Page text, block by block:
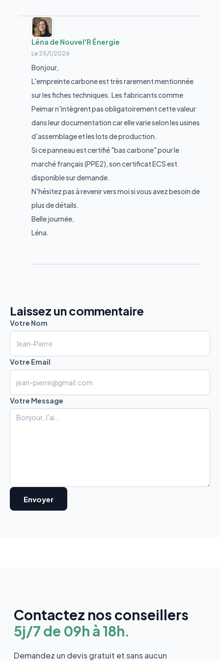
Léna de Nouvel'R Énergie
Le 25/1/2026
Bonjour,
L'empreinte carbone est très rarement mentionnée
sur les fiches techniques. Les fabricants comme
Peimar n'intègrent pas obligatoirement cette valeur
dans leur documentation car elle varie selon les usines
d'assemblage et les lots de production.
Si ce panneau est certifié "bas carbone" pour le
marché français (PPE2), son certificat ECS est
disponible sur demande.
N'hésitez pas à revenir vers moi si vous avez besoin de
plus de détails.
Belle journée,
Léna.
Laissez un commentaire
Votre Nom
Votre Email
Votre Message
Contactez nos conseillers
5j/7 de 09h à 18h.
Demandez un devis gratuit et sans aucun